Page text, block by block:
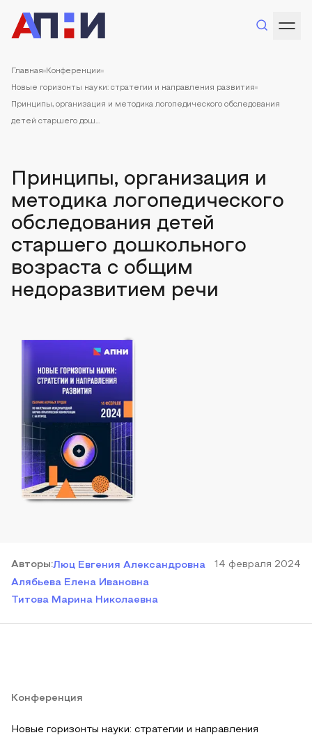
Главная Конференции
Новые горизонты науки: стратегии и направления развития
Принципы, организация и методика логопедического обследования
детей старшего дош...
Принципы, организация и
методика логопедического
обследования детей
старшего дошкольного
возраста с общим
недоразвитием речи
Авторы:Люц Евгения Александровна
Алябьева Елена Ивановна
Титова Марина Николаевна
14 февраля 2024
Конференция
Новые горизонты науки: стратегии и направления